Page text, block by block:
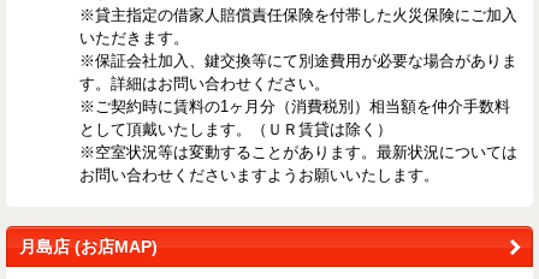
※貸主指定の借家人賠償責任保険を付帯した火災保険にご加入
いただきます。
※保証会社加入、鍵交換等にて別途費用が必要な場合がありま
す。詳細はお問い合わせください。
※ご契約時に賃料の1ヶ月分（消費税別）相当額を仲介手数料
として頂戴いたします。（ＵＲ賃貸は除く）
※空室状況等は変動することがあります。最新状況については
お問い合わせくださいますようお願いいたします。
月島店 (お店MAP)